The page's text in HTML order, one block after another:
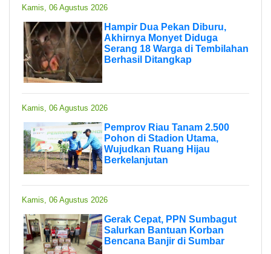
Kamis, 06 Agustus 2026
Hampir Dua Pekan Diburu,
Akhirnya Monyet Diduga
Serang 18 Warga di Tembilahan
Berhasil Ditangkap
Kamis, 06 Agustus 2026
Pemprov Riau Tanam 2.500
Pohon di Stadion Utama,
Wujudkan Ruang Hijau
Berkelanjutan
Kamis, 06 Agustus 2026
Gerak Cepat, PPN Sumbagut
Salurkan Bantuan Korban
Bencana Banjir di Sumbar